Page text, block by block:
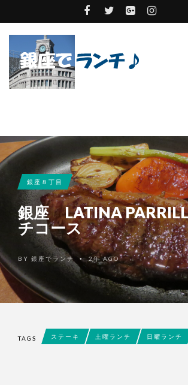
銀座８丁目
銀座 LATINA
チコース
BY 銀座でランチ • 2年 AGO
TAGS ステーキ 土曜ランチ 日曜ランチ